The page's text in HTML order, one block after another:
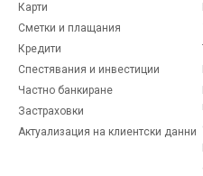
Карти
Сметки и плащания
Кредити
Спестявания и инвестиции
Частно банкиране
Застраховки
Актуализация на клиентски данни